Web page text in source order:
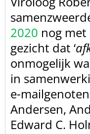
2020 nog met
gezicht dat ‘
onmogelijk
in
e-
Andersen,
Edward C.